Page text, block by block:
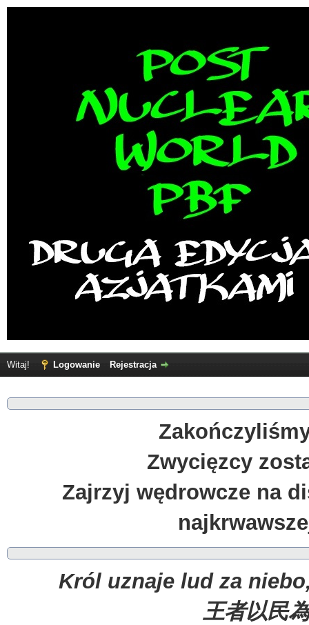
Witaj! Logowanie Rejestracja
Zwycięzcy
Zajrzyj wędrowcze na
Król uznaje lud za
王者以民
Discord sie popsuł
Millenium Discord down! Discord down!
prehi Tam daleko w Afryce, gdzie płynie rzeka Nil...
prehi dobra, parę rzeczy napisałem - kolejne nd wieczorem.
Ludzie... Jak gadacie z NPCami to bierzcie pod uwagę
Flota 2, Lotnictwo 1, Wojska Lądowe 2, pozdrawiam
Basileus Szabat szalom.
błąd w matriksie, relikt dawno minionych czasów